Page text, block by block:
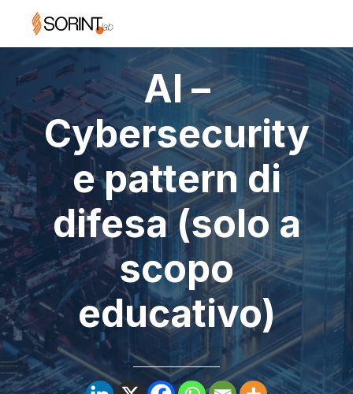
AI –
Cybersecurity
e pattern di
difesa (solo a
scopo
educativo)